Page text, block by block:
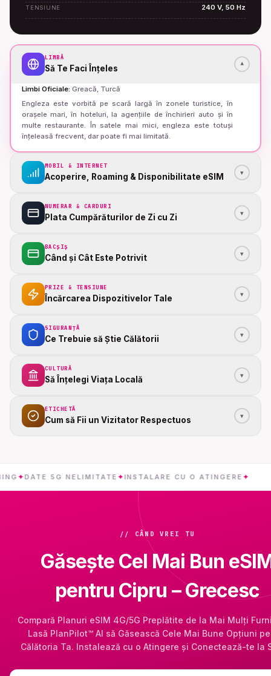
TENSIUNE 240 V, 50 Hz
LIMBĂ
Să Te Faci Înțeles ▾
Limbi Oficiale: Greacă, Turcă
Engleza este vorbită pe scară largă în zonele turistice, în
orașele mari, în hoteluri, la agențiile de închirieri auto și în
multe restaurante. În satele mai mici, engleza este totuși
înțeleasă frecvent, dar poate fi mai limitată.
MOBIL & INTERNET
Acoperire, Roaming & Disponibilitate eSIM ▾
NUMERAR & CARDURI
Plata Cumpărăturilor de Zi cu Zi ▾
BACȘIȘ
Când și Cât Este Potrivit ▾
PRIZE & TENSIUNE
Încărcarea Dispozitivelor Tale ▾
SIGURANȚĂ
Ce Trebuie să Știe Călătorii ▾
CULTURĂ
Să Înțelegi Viața Locală ▾
ETICHETĂ
Cum să Fii un Vizitator Respectuos ▾
5G NELIMITATE✦INSTALARE CU O ATINGERE✦
// CÂND VREI TU
Găsește Cel Mai Bun
pentru Cipru – Grecesc
Compară Planuri eSIM 4G/5G Preplătite de la Mai Mulți
Lasă PlanPilot™ AI să Găsească Cele Mai Bune Opțiuni
Călătoria Ta. Instalează cu o Atingere și Conectează-te la